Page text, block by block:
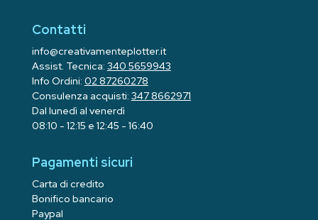
Contatti
info@creativamenteplotter.it
Assist. Tecnica: 340 5659943
Info Ordini: 02 87260278
Consulenza acquisti: 347 8662971
Dal lunedì al venerdì
08:10 - 12:15 e 12:45 - 16:40
Pagamenti sicuri
Carta di credito
Bonifico bancario
Paypal